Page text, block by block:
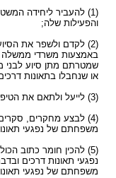
(1) להעביר ליחידה
והפעילות שלה;
(2) לקדם ולשפר את
באמצעות משרדי ממשלה
שמטרתם מתן סיוע לבני
או שנחבלו בתאונות
(3) לייעל ולתאם את הטיפול בבני משפחתם של נפגעי תאונות דרכים;
(4) לבצע מחקרים, סקרים
משפחתם של נפגעי
(5) להכין חומר כתוב
נפגעי תאונות דרכים
משפחתם של נפגעי